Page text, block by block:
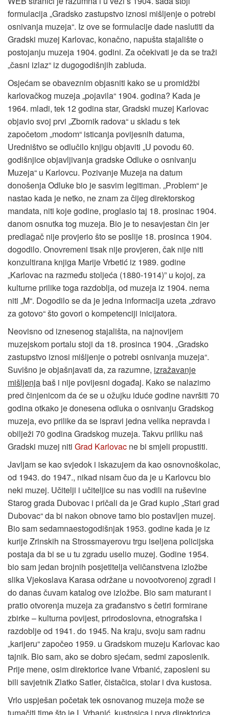
formulacija „Gradsko zastupstvo iznosi mišljenje o potrebi
osnivanja muzeja“. Iz ove se formulacije dade naslutiti da
Gradski muzej Karlovac, konačno, napušta stajalište o
postojanju muzeja 1904. godini. Za očekivati je da se traži
„časni izlaz“ iz dugogodišnjih zabluda.
Osjećam se obaveznim objasniti kako se u promidžbi
karlovačkog muzeja „pojavila“ 1904. godina? Kada je
1964. mladi, tek 12 godina star, Gradski muzej Karlovac
objavio svoj prvi „Zbornik radova“ u skladu s tek
započetom „modom“ isticanja povijesnih datuma,
Uredništvo se odlučilo knjigu objaviti „U povodu 60.
godišnjice objavljivanja gradske Odluke o osnivanju
Muzeja“ u Karlovcu. Pozivanje Muzeja na datum
donošenja Odluke bio je sasvim legitiman. „Problem“ je
nastao kada je netko, ne znam za čijeg direktorskog
mandata, niti koje godine, proglasio taj 18. prosinac 1904.
danom osnutka tog muzeja. Bio je to nesavjestan čin jer
predlagač nije provjerio što se poslije 18. prosinca 1904.
dogodilo. Onovremeni tisak nije provjeren, čak nije niti
konzultirana knjiga Marije Vrbetić iz 1989. godine
„Karlovac na razmeđu stoljeća (1880-1914)” u kojoj, za
kulturne prilike toga razdoblja, od muzeja iz 1904. nema
niti „M“. Dogodilo se da je jedna informacija uzeta „zdravo
za gotovo“ što govori o kompetenciji inicijatora.
Neovisno od iznesenog stajališta, na najnovijem
muzejskom portalu stoji da 18. prosinca 1904. „Gradsko
zastupstvo iznosi mišljenje o potrebi osnivanja muzeja“.
Suvišno je objašnjavati da, za razumne, izražavanje
mišljenjabaš i nije povijesni događaj. Kako se nalazimo
pred činjenicom da će se u ožujku iduće godine navršiti 70
godina otkako je donesena odluka o osnivanju Gradskog
muzeja, evo prilike da se ispravi jedna velika nepravda i
obilježi 70 godina Gradskog muzeja. Takvu priliku naš
Gradski muzej niti Grad Karlovac ne bi smjeli propustiti.
Javljam se kao svjedok i iskazujem da kao osnovnoškolac,
od 1943. do 1947., nikad nisam čuo da je u Karlovcu bio
neki muzej. Učitelji i učiteljice su nas vodili na ruševine
Starog grada Dubovac i pričali da je Grad kupio „Stari grad
Dubovac“ da bi nakon obnove tamo bio postavljen muzej.
Bio sam sedamnaestogodišnjak 1953. godine kada je iz
kurije Zrinskih na Strossmayerovu trgu iseljena policijska
postaja da bi se u tu zgradu uselio muzej. Godine 1954.
bio sam jedan brojnih posjetitelja veličanstvena izložbe
slika Vjekoslava Karasa održane u novootvorenoj zgradi i
do danas čuvam katalog ove izložbe. Bio sam maturant i
pratio otvorenja muzeja za građanstvo s četiri formirane
zbirke – kulturna povijest, prirodoslovna, etnografska i
razdoblje od 1941. do 1945. Na kraju, svoju sam radnu
„karijeru“ započeo 1959. u Gradskom muzeju Karlovac kao
tajnik. Bio sam, ako se dobro sjećam, sedmi zaposlenik.
Prije mene, osim direktorice Ivane Vrbanić, zaposleni su
bili savjetnik Zlatko Satler, čistačica, stolar i dva kustosa.
Vrlo uspješan početak tek osnovanog muzeja može se
tumačiti time što je I. Vrbanić, kustosica i prva direktorica,